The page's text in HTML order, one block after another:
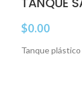
$0.00
Tanque